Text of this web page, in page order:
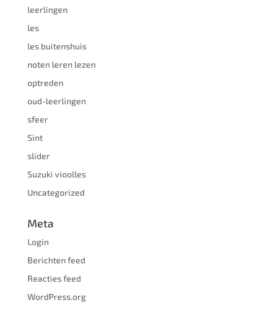
leerlingen
les
les buitenshuis
noten leren lezen
optreden
oud-leerlingen
sfeer
Sint
slider
Suzuki vioolles
Uncategorized
Meta
Login
Berichten feed
Reacties feed
WordPress.org